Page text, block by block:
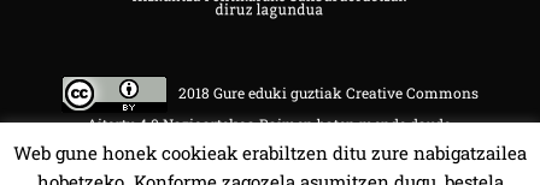
2018 Gure eduki guztiak Creative Commons
Aitortu 4.0 Nazioartekoa Baimen baten mende daude.
Web gune honek cookieak erabiltzen ditu zure nabigatzailea